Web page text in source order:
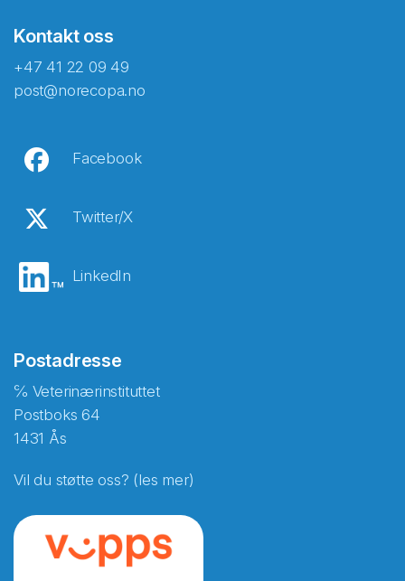
Kontakt oss
+47 41 22 09 49
post@norecopa.no
Facebook
Twitter/X
LinkedIn
Postadresse
℅ Veterinærinstituttet
Postboks 64
1431 Ås
Vil du støtte oss? (les mer)